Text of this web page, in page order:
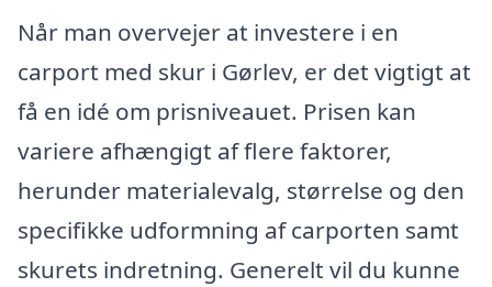
Når man overvejer at investere i en
carport med skur i Gørlev, er det vigtigt at
få en idé om prisniveauet. Prisen kan
variere afhængigt af flere faktorer,
herunder materialevalg, størrelse og den
specifikke udformning af carporten samt
skurets indretning. Generelt vil du kunne